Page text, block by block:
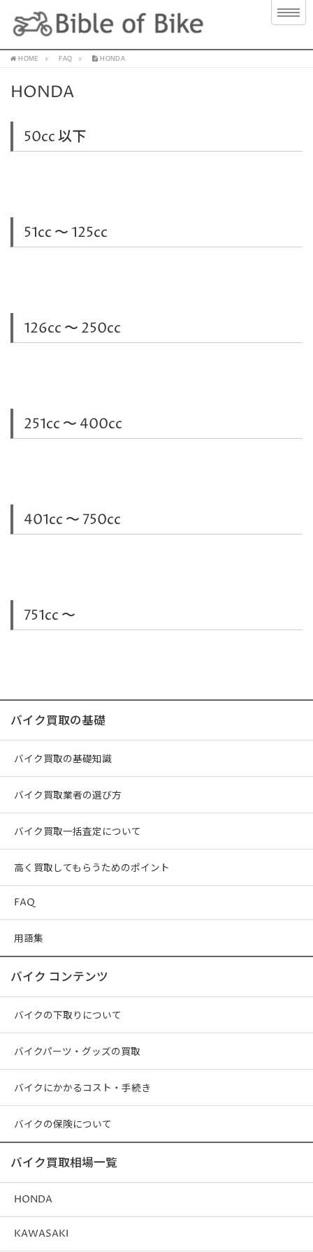
HOME FAQ HONDA
HONDA
50cc 以下
51cc 〜 125cc
126cc 〜 250cc
251cc 〜 400cc
401cc 〜 750cc
751cc 〜
バイク買取の基礎
バイク買取の基礎知識
バイク買取業者の選び方
バイク買取一括査定について
高く買取してもらうためのポイント
FAQ
用語集
バイク コンテンツ
バイクの下取りについて
バイクパーツ・グッズの買取
バイクにかかるコスト・手続き
バイクの保険について
バイク買取相場一覧
HONDA
KAWASAKI